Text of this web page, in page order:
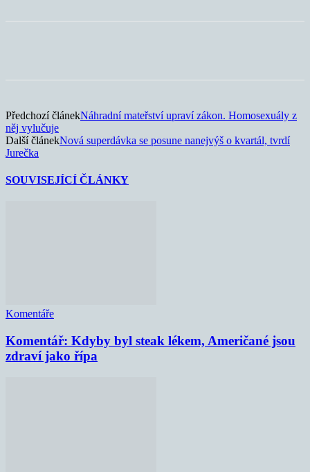
Předchozí článekNáhradní mateřství upraví zákon. Homosexuály z
něj vylučuje
Další článekNová superdávka se posune nanejvýš o kvartál, tvrdí
Jurečka
SOUVISEJÍCÍ ČLÁNKY
Komentáře
Komentář: Kdyby byl steak lékem, Američané jsou
zdraví jako řípa